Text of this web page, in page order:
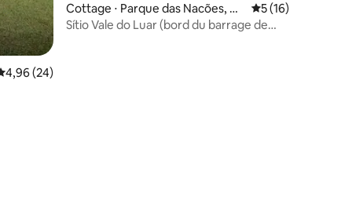
: 4,71 sur 5
moyenne sur la base de 24 commentaires : 4,96 sur 5
4,96 (24)
Cottage ⋅ Parque das Nacões, Alf
enas
Évaluation
5 (16)
Sítio Vale do Luar (bord du barrage de